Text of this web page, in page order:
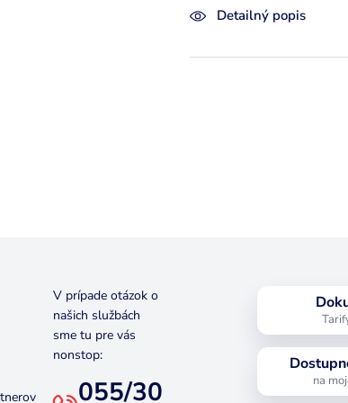
Detailný popis
V prípade otázok o
našich službách
sme tu pre vás
nonstop:
055/30 na